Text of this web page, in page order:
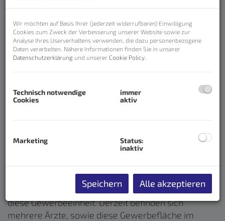
Beschreibung
vermieten - nahe Stadtzentrum Schärding
Stadtplatz entfernt, wird diese top Gewerbefläche
zur Vermietung angeboten.
Auf ca. 130 m² im Erdgeschoß, natürlich barrierefrei
zu erreichen, befindet sich in einer sehr guten Lage
unweit vom Stadtzentrum im DLZ am Passauer Tor
diese Gewerbeeinheit. Derzeit befinden sich
mehrere Ärzte, sowie diese Gewerbefläche im
Wir möchten auf Basis Ihrer (jederzeit widerrufbaren) Einwilligung
Cookies zum Zweck der Verbesserung unserer Website sowie zur
Analyse Ihres Userverhaltens verwenden, die dazu personenbezogene
Daten verarbeiten. Nähere Informationen finden Sie in unserer
Datenschutzerklärung und unserer Cookie Policy
Technisch notwendige
Cookies
immer
aktiv
Marketing
Status:
inaktiv
Speichern Alle akzeptieren